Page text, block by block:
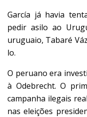
García já havia
pedir asilo ao
uruguaio, Tabaré
lo.
O peruano era
à Odebrecht. O
campanha ilegais
nas eleições